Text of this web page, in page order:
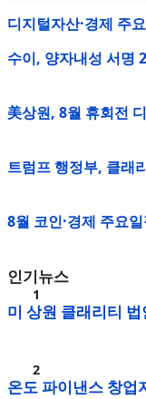
디지털자산·경제 주
수이, 양자내성 서명
美상원, 8월 휴회전
트럼프 행정부, 클래
8월 코인·경제 주요
인기뉴스
미 상원 클래리티
온도 파이낸스 창업